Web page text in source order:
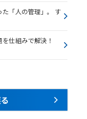
「人の管理」。 す
仕組みで解決！
Cookie の確認と管理
保存される、またはブラウ